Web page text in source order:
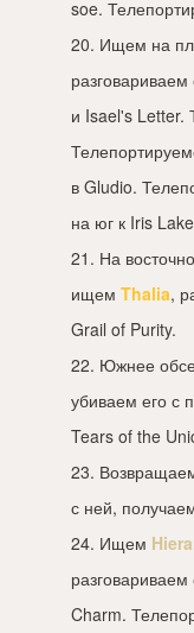
soe.
20. Ищем на
и Isael's Letter.
в Gludio.
на юг к Iris
21. На
ищем Thalia,
Grail of Purity.
22. Южнее
убиваем его с
Tears of the
23.
с ней,
24. Ищем
Charm.